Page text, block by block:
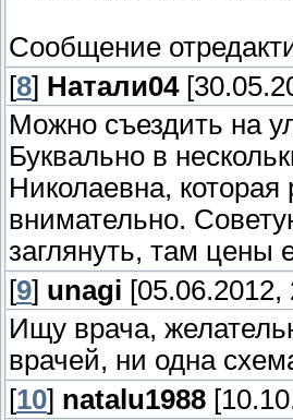
Сообщение
[8] Натали04
Можно съездить на
Буквально в
Николаевна, которая
внимательно.
заглянуть, там цены
[9] unagi [05.06.2012,
Ищу врача,
врачей, ни одна
[10] natalu1988